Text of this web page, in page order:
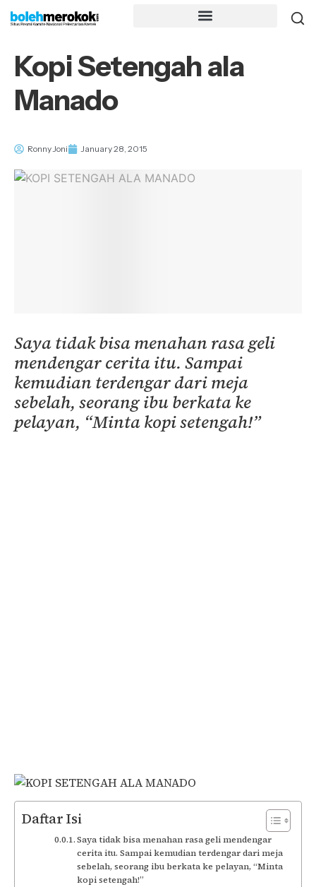
Kopi Setengah ala
Manado
Ronny Joni January 28, 2015
Saya tidak bisa menahan rasa geli
mendengar cerita itu. Sampai
kemudian terdengar dari meja
sebelah, seorang ibu berkata ke
pelayan, “Minta kopi setengah!”
Daftar Isi
Saya tidak bisa menahan rasa geli mendengar
cerita itu. Sampai kemudian terdengar dari meja
sebelah, seorang ibu berkata ke pelayan, “Minta
kopi setengah!”